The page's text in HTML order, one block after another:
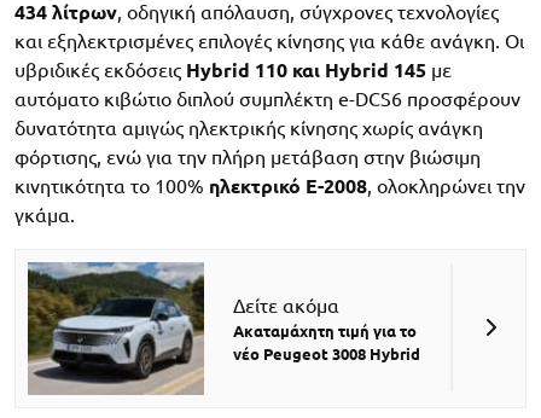
434 λίτρων, οδηγική απόλαυση, σύγχρονες τεχνολογίες
και εξηλεκτρισμένες επιλογές κίνησης για κάθε ανάγκη. Οι
υβριδικές εκδόσεις Hybrid 110 και Hybrid 145 με
αυτόματο κιβώτιο διπλού συμπλέκτη e-DCS6 προσφέρουν
δυνατότητα αμιγώς ηλεκτρικής κίνησης χωρίς ανάγκη
φόρτισης, ενώ για την πλήρη μετάβαση στην βιώσιμη
κινητικότητα το 100% ηλεκτρικό E-2008, ολοκληρώνει την
γκάμα.
Δείτε ακόμα
Ακαταμάχητη τιμή για το
νέο Peugeot 3008 Hybrid